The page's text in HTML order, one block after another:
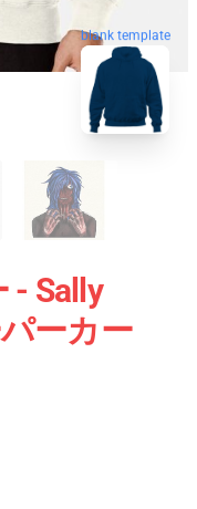
blank template
- Sally
ーカー